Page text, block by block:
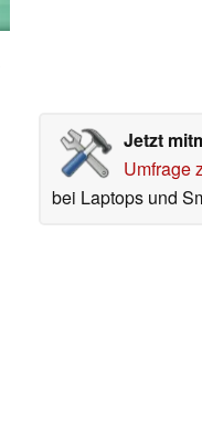
Jetzt
Umfrage
bei Laptops und